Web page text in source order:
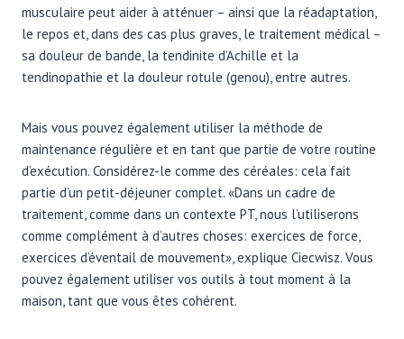
musculaire peut aider à atténuer – ainsi que la réadaptation,
le repos et, dans des cas plus graves, le traitement médical –
sa douleur de bande, la tendinite d’Achille et la
tendinopathie et la douleur rotule (genou), entre autres.
Mais vous pouvez également utiliser la méthode de
maintenance régulière et en tant que partie de votre routine
d’exécution. Considérez-le comme des céréales: cela fait
partie d’un petit-déjeuner complet. «Dans un cadre de
traitement, comme dans un contexte PT, nous l’utiliserons
comme complément à d’autres choses: exercices de force,
exercices d’éventail de mouvement», explique Ciecwisz. Vous
pouvez également utiliser vos outils à tout moment à la
maison, tant que vous êtes cohérent.